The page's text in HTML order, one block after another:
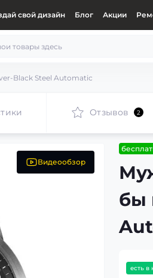
свой дизайн Блог Акции
Black Steel Automatic
Отзывов 2
Видеообзор
бы
есть в